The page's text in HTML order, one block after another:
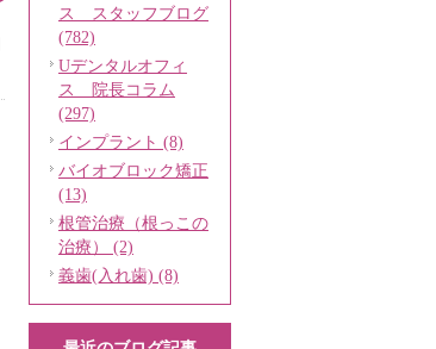
ス スタッフブログ
(782)
Uデンタルオフィ
ス 院長コラム
(297)
インプラント (8)
バイオブロック矯正
(13)
根管治療（根っこの
治療） (2)
義歯(入れ歯) (8)